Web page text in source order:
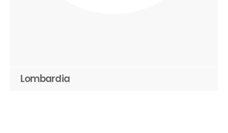
Lombardia